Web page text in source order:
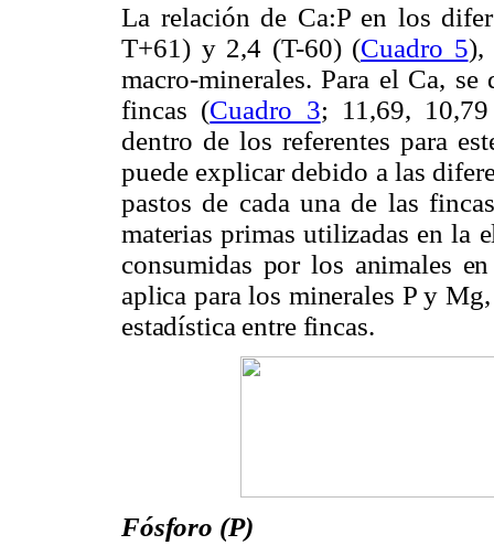
La relación de Ca:P en los
T+61) y 2,4 (T-60) (Cuadro 5),
macro-minerales. Para el Ca,
fincas (Cuadro 3; 11,69,
dentro de los referentes para
puede explicar debido a las
pastos de cada una de las
materias primas utilizadas en la
consumidas por los animales
aplica para los minerales P y
estadística entre fincas.
Fósforo (P)